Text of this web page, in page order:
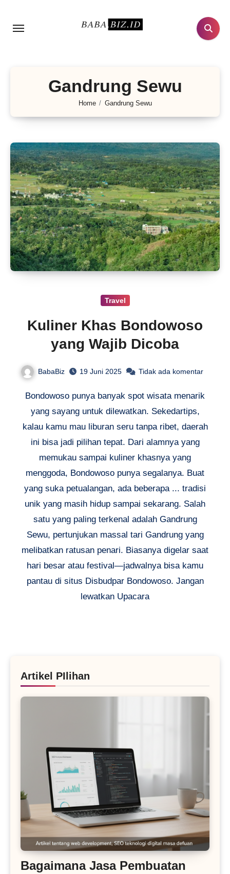
Gandrung Sewu
Home Gandrung Sewu
Travel
Kuliner Khas Bondowoso
yang Wajib Dicoba
BabaBiz 19 Juni 2025 Tidak ada komentar
Bondowoso punya banyak spot wisata menarik
yang sayang untuk dilewatkan. Sekedartips,
kalau kamu mau liburan seru tanpa ribet, daerah
ini bisa jadi pilihan tepat. Dari alamnya yang
memukau sampai kuliner khasnya yang
menggoda, Bondowoso punya segalanya. Buat
yang suka petualangan, ada beberapa ... tradisi
unik yang masih hidup sampai sekarang. Salah
satu yang paling terkenal adalah Gandrung
Sewu, pertunjukan massal tari Gandrung yang
melibatkan ratusan penari. Biasanya digelar saat
hari besar atau festival—jadwalnya bisa kamu
pantau di situs Disbudpar Bondowoso. Jangan
lewatkan Upacara
Artikel PIlihan
Bagaimana Jasa Pembuatan